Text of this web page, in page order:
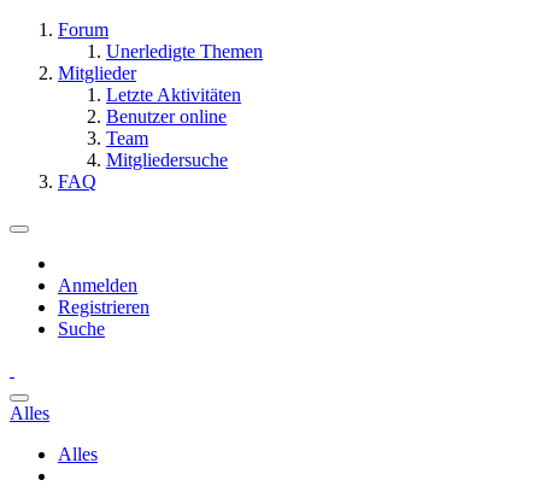
Forum
Unerledigte Themen
Mitglieder
Letzte Aktivitäten
Benutzer online
Team
Mitgliedersuche
FAQ
Anmelden
Registrieren
Suche
Alles
Alles